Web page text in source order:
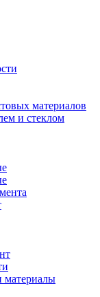
материалов
и стеклом